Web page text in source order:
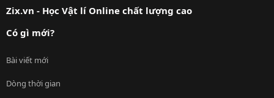
Zix.vn - Học Vật lí Online chất lượng cao
Có gì mới?
Bài viết mới
Dòng thời gian